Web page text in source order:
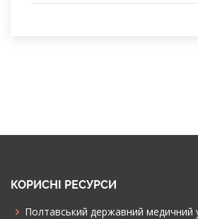
КОРИСНІ РЕСУРСИ
Полтавський державний медичний